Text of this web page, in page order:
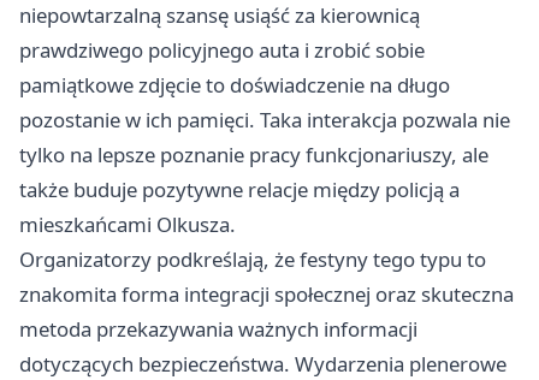
niepowtarzalną szansę usiąść za kierownicą
prawdziwego policyjnego auta i zrobić sobie
pamiątkowe zdjęcie to doświadczenie na długo
pozostanie w ich pamięci. Taka interakcja pozwala nie
tylko na lepsze poznanie pracy funkcjonariuszy, ale
także buduje pozytywne relacje między policją a
mieszkańcami Olkusza.
Organizatorzy podkreślają, że festyny tego typu to
znakomita forma integracji społecznej oraz skuteczna
metoda przekazywania ważnych informacji
dotyczących bezpieczeństwa. Wydarzenia plenerowe